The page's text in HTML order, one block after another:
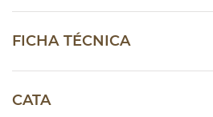
FICHA TÉCNICA
CATA